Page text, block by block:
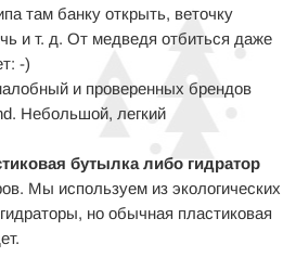
там банку открыть, веточку
и т. д. От медведя отбиться даже
-)
и проверенных брендов
Небольшой, легкий
бутылка либо гидратор
Мы используем из экологических
но обычная пластиковая